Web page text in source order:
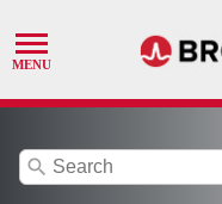
search